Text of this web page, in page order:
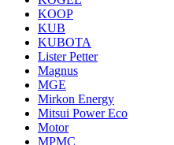
KOOP
KUB
KUBOTA
Lister Petter
Magnus
MGE
Mirkon Energy
Mitsui Power Eco
Motor
MPMC